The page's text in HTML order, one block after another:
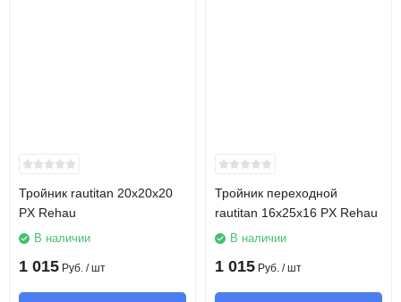
Тройник rautitan 20х20х20
PX Rehau
В наличии
1 015 Руб. / шт
Тройник переходной
rautitan 16х25х16 PX Rehau
В наличии
1 015 Руб. / шт